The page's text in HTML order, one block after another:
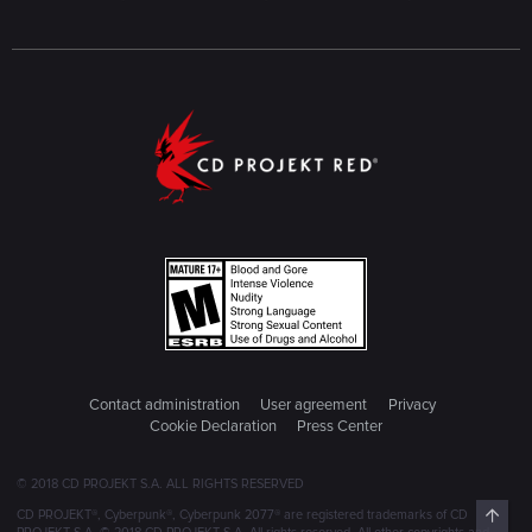
Contact administration User agreement
Privacy
Cookie Declaration
Press Center
© 2018 CD PROJEKT S.A. ALL RIGHTS RESERVED
CD PROJEKT®, Cyberpunk®, Cyberpunk 2077® are registered trademarks of CD
Top